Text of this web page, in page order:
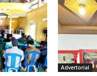
Advertorial